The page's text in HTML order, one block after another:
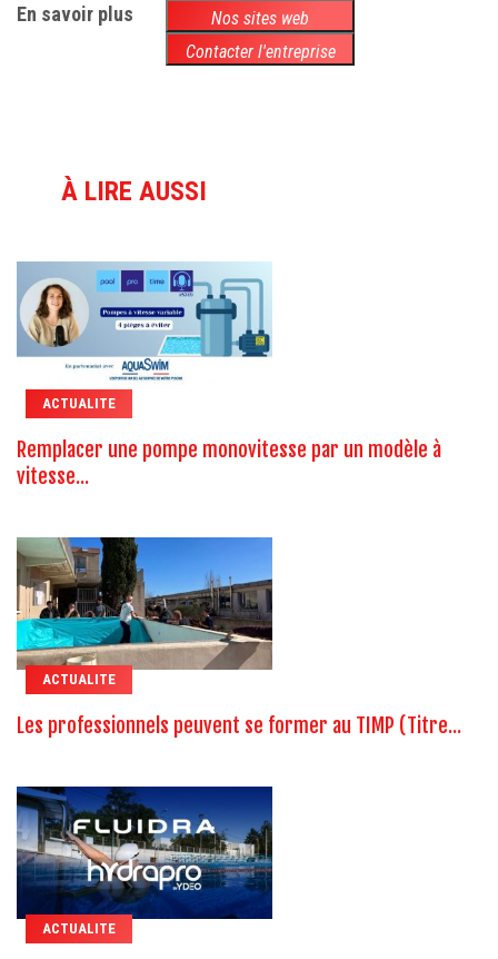
En savoir plus
Nos sites web
Contacter l'entreprise
À LIRE AUSSI
ACTUALITE
Remplacer une pompe monovitesse par un modèle à
vitesse...
ACTUALITE
Les professionnels peuvent se former au TIMP (Titre...
ACTUALITE